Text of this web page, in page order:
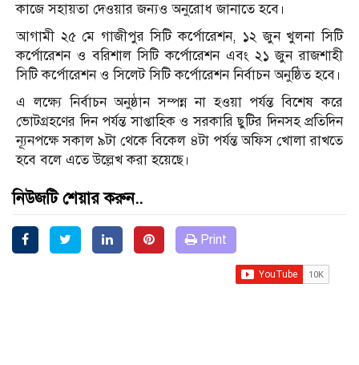
কাজে সহায়তা দেওয়ার জন্যও অনুরোধ জানাতে হবে।
আগামী ২৫ মে গাজীপুর সিটি কর্পোরেশন, ১২ জুন খুলনা সিটি
কর্পোরেশন ও বরিশাল সিটি কর্পোরেশন এবং ২১ জুন রাজশাহী
সিটি কর্পোরেশন ও সিলেট সিটি কর্পোরেশন নির্বাচন অনুষ্ঠিত হবে।
এ লক্ষ্যে নির্বাচন অনুষ্ঠান সম্পন্ন না হওয়া পর্যন্ত বিশেষ করে
ভোটগ্রহণের দিন পর্যন্ত সাপ্তাহিক ও সরকারি ছুটির দিনসহ প্রতিদিন
ন্যূনপক্ষে সকাল ৯টা থেকে বিকেল ৪টা পর্যন্ত অফিস খোলা রাখতে
হবে বলে এতে উল্লেখ করা হয়েছে।
নিউজটি শেয়ার করুন..
Print